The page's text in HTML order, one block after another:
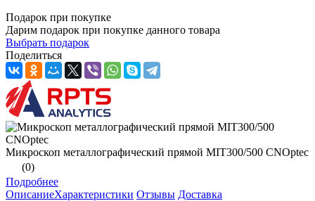
Подарок при покупке
Дарим подарок при покупке данного товара
Выбрать подарок
Поделиться
Микроскоп металлографический прямой MIT300/500 CNOptec
(0)
Подробнее
ОписаниеХарактеристики Отзывы Доставка